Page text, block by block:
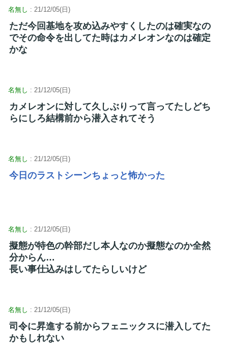
名無し : 21/12/05(日)
ただ今回基地を攻め込みやすくしたのは確実なの
でその命令を出してた時はカメレオンなのは確定
かな
名無し : 21/12/05(日)
カメレオンに対して久しぶりって言ってたしどち
らにしろ結構前から潜入されてそう
名無し : 21/12/05(日)
今日のラストシーンちょっと怖かった
名無し : 21/12/05(日)
擬態が特色の幹部だし本人なのか擬態なのか全然
分からん…
長い事仕込みはしてたらしいけど
名無し : 21/12/05(日)
司令に昇進する前からフェニックスに潜入してた
かもしれない